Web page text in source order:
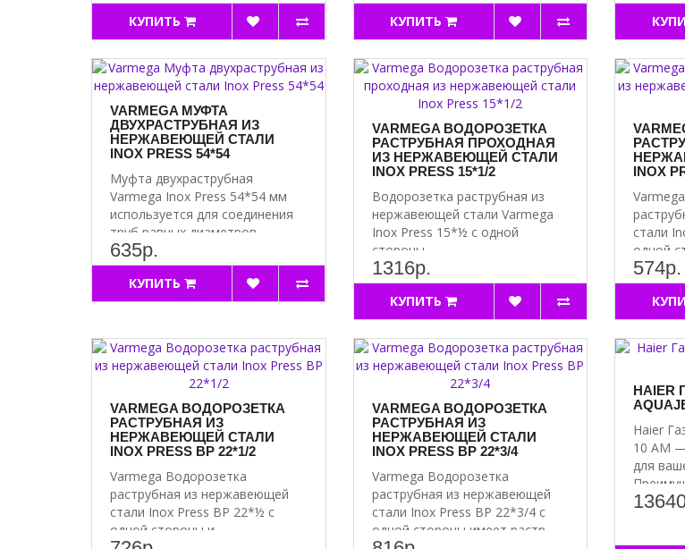
КУПИТЬ КУПИТЬ
VARMEGA МУФТА
ДВУХРАСТРУБНАЯ ИЗ
НЕРЖАВЕЮЩЕЙ СТАЛИ
INOX PRESS 54*54
Муфта двухраструбная
Varmega Inox Press 54*54 мм
используется для соединения
труб равных диаметров. ..
635р.
КУПИТЬ
VARMEGA ВОДОРОЗЕТКА
РАСТРУБНАЯ ПРОХОДНАЯ
ИЗ НЕРЖАВЕЮЩЕЙ СТАЛИ
INOX PRESS 15*1/2
Водорозетка раструбная из
нержавеющей стали Varmega
Inox Press 15*½ с одной
стороны..
1316р.
КУПИТЬ
INOX
стали
одной
574р.
VARMEGA ВОДОРОЗЕТКА
РАСТРУБНАЯ ИЗ
НЕРЖАВЕЮЩЕЙ СТАЛИ
INOX PRESS ВР 22*1/2
Varmega Водорозетка
раструбная из нержавеющей
стали Inox Press ВР 22*½ с
одной стороны и..
VARMEGA ВОДОРОЗЕТКА
РАСТРУБНАЯ ИЗ
НЕРЖАВЕЮЩЕЙ СТАЛИ
INOX PRESS ВР 22*3/4
Varmega Водорозетка
раструбная из нержавеющей
стали Inox Press ВР 22*3/4 с
одной стороны имеет растр..
Haier
10 AM
для